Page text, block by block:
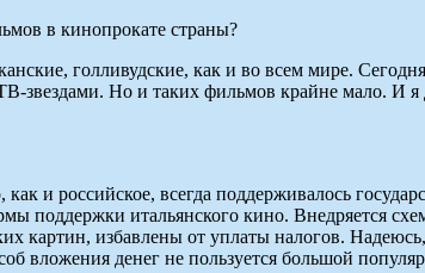
в кинопрокате страны?
голливудские, как и во всем мире.
Но и таких фильмов крайне мало. И
и российское, всегда поддерживалось
поддержки итальянского кино. Внедряется
картин, избавлены от уплаты налогов.
вложения денег не пользуется большой